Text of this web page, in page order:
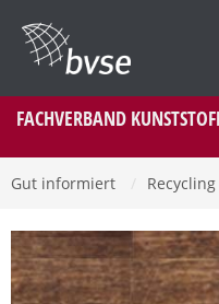
FACHVERBAND
Gut informiert